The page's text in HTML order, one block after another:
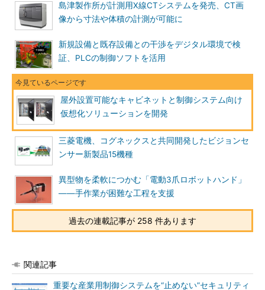
島津製作所が計測用X線CTシステムを発売、CT画
像から寸法や体積の計測が可能に
新規設備と既存設備との干渉をデジタル環境で検
証、PLCの制御ソフトを活用
屋外設置可能なキャビネットと制御システム向け
仮想化ソリューションを開発
三菱電機、コグネックスと共同開発したビジョンセ
ンサー新製品15機種
異型物を柔軟につかむ「電動3爪ロボットハンド」
――手作業が困難な工程を支援
過去の連載記事が 258 件あります
関連記事
重要な産業用制御システムを“止めない”セキュリティ